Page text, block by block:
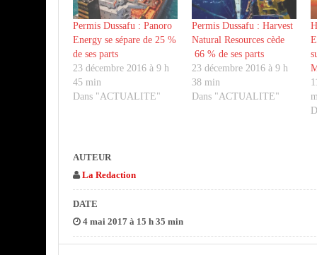
Permis Dussafu : Panoro
Energy se sépare de 25 %
de ses parts
23 décembre 2016 à 9 h
45 min
Dans "ACTUALITE"
Permis Dussafu : Harvest
Natural Resources cède
66 % de ses parts
23 décembre 2016 à 9 h
38 min
Dans "ACTUALITE"
AUTEUR
La Redaction
DATE
4 mai 2017 à 15 h 35 min